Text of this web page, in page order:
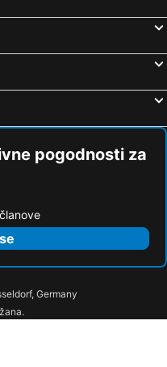
pogodnosti za
Germany